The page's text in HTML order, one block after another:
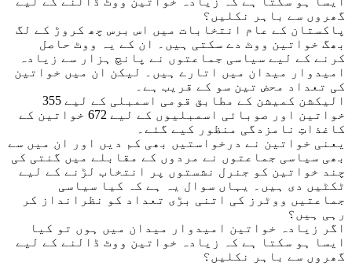
گھروں سے باہر نکلیں؟
پاکستان کے عام انتخابات میں اس برس چھ کروڑ کے لگ
بھگ خواتین ووٹ دے سکتی ہیں۔ ان کے یہ ووٹ حاصل
کرنے کے لیے سیاسی جماعتوں نے پانچ ہزار سے زیادہ
امیدوار میدان میں اتارے ہیں۔ لیکن ان میں خواتین
کی تعداد محض تین سو کے قریب ہے۔
الیکشن کمیشن کے مطابق قومی اسمبلی کے لیے 355
خواتین اور صوبائی اسمبلیوں کے لیے 672 خواتین کے
کاغذاتِ نامزدگی منظور کیے گئے۔
یعنی خواتین نے درخواستیں بھی کم دیں اور ان میں سے
بھی سیاسی جماعتوں نے مردوں کے مقابلے میں گنتی کی
چند خواتین کو جنرل نشستوں پر انتخاب لڑنے کے لیے
ٹکٹیں دی ہیں۔ یہاں سوال یہ ہے کہ کیا سیاسی
جماعتیں ووٹرز کی اتنی بڑی تعداد کو نظرانداز کر
رہی ہیں؟
اگر زیادہ خواتین امیدوار میدان میں ہوں تو کیا
ایسا ہو سکتا ہے کہ زیادہ خواتین ووٹ ڈالنے کے لیے
گھروں سے باہر نکلیں؟